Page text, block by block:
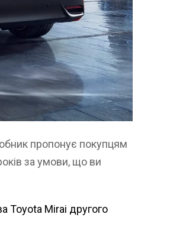
пропонує покупцям
за умови, що ви
Toyota Mirai другого